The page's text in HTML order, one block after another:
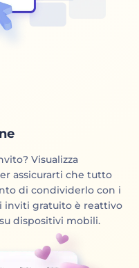
Visualizza
assicurarti che tutto
di condividerlo con i
inviti gratuito è reattivo
dispositivi mobili.